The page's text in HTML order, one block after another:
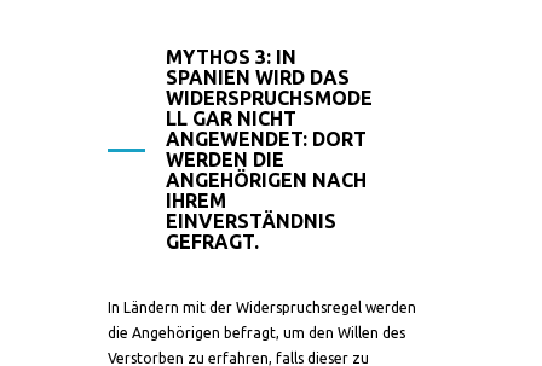
MYTHOS 3: IN
SPANIEN WIRD DAS
WIDERSPRUCHSMODE
LL GAR NICHT
ANGEWENDET: DORT
WERDEN DIE
ANGEHÖRIGEN NACH
IHREM
EINVERSTÄNDNIS
GEFRAGT.
In Ländern mit der Widerspruchsregel werden
die Angehörigen befragt, um den Willen des
Verstorben zu erfahren, falls dieser zu